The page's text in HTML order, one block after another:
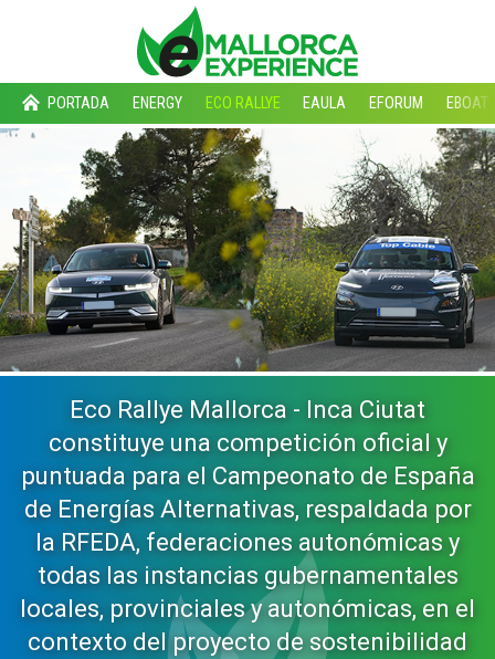
PORTADA ENERGY ECO RALLYE EAULA EFORUM EBOAT
Eco Rallye Mallorca - Inca Ciutat
constituye una competición oficial y
puntuada para el Campeonato de España
de Energías Alternativas, respaldada por
la RFEDA, federaciones autonómicas y
todas las instancias gubernamentales
locales, provinciales y autonómicas, en el
contexto del proyecto de sostenibilidad